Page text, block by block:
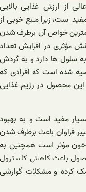
از ارزش غذایی بالایی
است، زیرا‌ منبع خوبی از
خواص آن برطرف‌ شدن
مؤثری در افزایش تعداد
سلول ها دارد و به گردش
شده است که افرادی که
محصول در رژیم غذایی
مفید است و به بهبود
فراوان باعث برطرف شدن
مؤثر است همچنین به
باعث کاهش کلسترول
کرده و مشکلات گوارشی